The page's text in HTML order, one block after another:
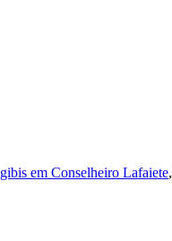
gibis em Conselheiro Lafaiete,